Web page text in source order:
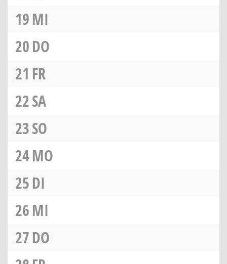
19MI
20DO
21 FR
22SA
23SO
24MO
25DI
26MI
27DO